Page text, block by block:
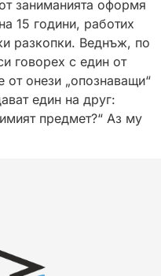
заниманията оформя
15 години, работих
разкопки. Веднъж, по
говорех с един от
от онези „опознаващи“
един на друг:
предмет?“ Аз му